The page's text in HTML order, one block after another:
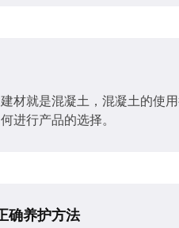
材就是混凝土，混凝土的使
进行产品的选择。
确养护方法